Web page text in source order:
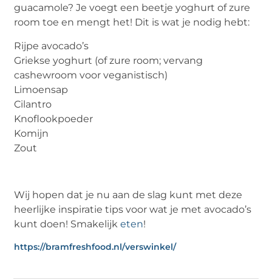
guacamole? Je voegt een beetje yoghurt of zure
room toe en mengt het! Dit is wat je nodig hebt:
Rijpe avocado’s
Griekse yoghurt (of zure room; vervang
cashewroom voor veganistisch)
Limoensap
Cilantro
Knoflookpoeder
Komijn
Zout
Wij hopen dat je nu aan de slag kunt met deze
heerlijke inspiratie tips voor wat je met avocado’s
kunt doen! Smakelijketen!
https://bramfreshfood.nl/verswinkel/